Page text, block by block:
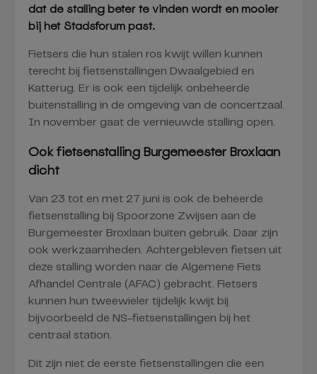
dat de stalling beter te vinden wordt en mooier
bij het Stadsforum past.
Fietsers die hun stalen ros kwijt willen kunnen
terecht bij fietsenstallingen Dwaalgebied en
Katterug. Er is ook een tijdelijk onbeheerde
buitenstalling in de omgeving van de concertzaal.
In november gaat de vernieuwde stalling open.
Ook fietsenstalling Burgemeester Broxlaan
dicht
Van 23 tot en met 27 juni is ook de beheerde
fietsenstalling bij Spoorzone Zwijsen aan de
Burgemeester Broxlaan buiten gebruik. Daar zijn
ook werkzaamheden. Achtergebleven fietsen uit
deze stalling worden naar de Algemene Fiets
Afhandel Centrale (AFAC) gebracht. Fietsers
kunnen hun tweewieler tijdelijk kwijt bij
bijvoorbeeld de NS-fietsenstallingen bij het
centraal station.
Dit zijn niet de eerste fietsenstallingen die een